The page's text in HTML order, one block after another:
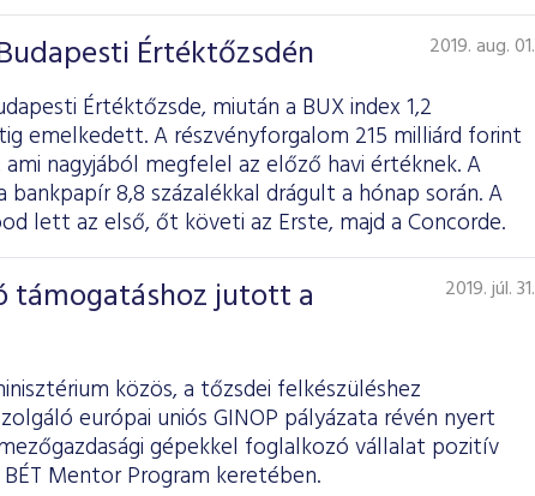
Értéktőzsdén 2019. aug. 01.
Értéktőzsde, miután a BUX index 1,2
emelkedett. A részvényforgalom 215 milliárd forint
nagyjából megfelel az előző havi értéknek. A
8,8 százalékkal drágult a hónap során. A
lett az első, őt követi az Erste, majd a Concorde.
támogatáshoz jutott a
2019. júl. 31.
közös, a tőzsdei felkészüléshez
európai uniós GINOP pályázata révén nyert
gépekkel foglalkozó vállalat pozitív
Mentor Program keretében.